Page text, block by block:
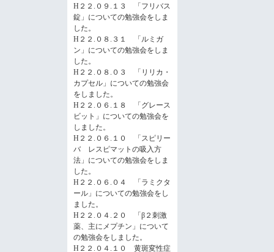
H２２.０９.１３ 「フリバス
錠」についての勉強会をしま
した。
H２２.０８.３１ 「ルミガ
ン」についての勉強会をしま
した。
H２２.０８.０３ 「リリカ・
カプセル」についての勉強会
をしました。
H２２.０６.１８ 「グレース
ビット」についての勉強会を
しました。
H２２.０６.１０ 「スピリー
バ レスピマットの吸入方
法」についての勉強会をしま
した。
H２２.０６.０４ 「ラミクタ
ール」についての勉強会をし
ました。
H２２.０４.２０ 「β２刺激
薬、主にメプチン」について
の勉強会をしました。
H２２.０４.１０ 黄斑変性症